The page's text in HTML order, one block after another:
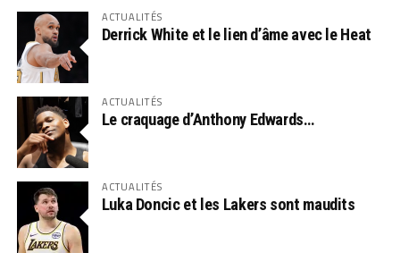
ACTUALITÉS
Derrick White et le lien d’âme avec le Heat
ACTUALITÉS
Le craquage d’Anthony Edwards…
ACTUALITÉS
Luka Doncic et les Lakers sont maudits